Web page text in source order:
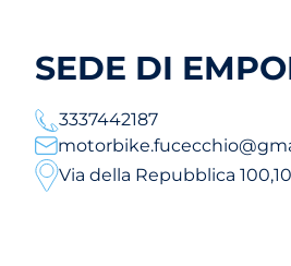
SEDE DI
3337442187
Via della Repubblica